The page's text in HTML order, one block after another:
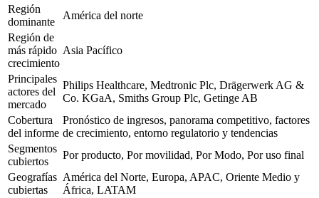
Región
dominante
América del norte
Región de
más rápido
crecimiento
Asia Pacífico
Principales
actores del
mercado
Philips Healthcare, Medtronic Plc, Drägerwerk AG &
Co. KGaA, Smiths Group Plc, Getinge AB
Cobertura
del informe
Pronóstico de ingresos, panorama competitivo, factores
de crecimiento, entorno regulatorio y tendencias
Segmentos
cubiertos
Por producto, Por movilidad, Por Modo, Por uso final
Geografías
cubiertas
América del Norte, Europa, APAC, Oriente Medio y
África, LATAM